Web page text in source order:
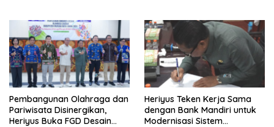
Pembangunan Olahraga dan
Pariwisata Disinergikan,
Heriyus Buka FGD Desain
Heriyus Teken Kerja Sama
dengan Bank Mandiri untuk
Modernisasi Sistem